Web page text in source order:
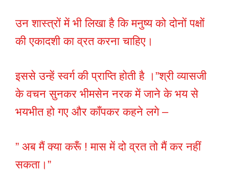
उन शास्त्रों में भी लिखा है कि मनुष्य को दोनों पक्षों
की एकादशी का व्रत करना चाहिए।
इससे उन्हें स्वर्ग की प्राप्ति होती है ।”श्री व्यासजी
के वचन सुनकर भीमसेन नरक में जाने के भय से
भयभीत हो गए और काँपकर कहने लगे –
” अब मैं क्या करूँ ! मास में दो व्रत तो मैं कर नहीं
सकता।”